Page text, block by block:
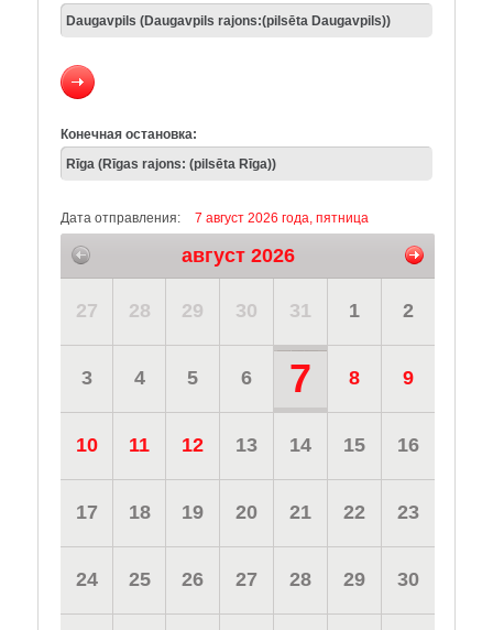
Конечная остановка:
Дата отправления: 7 август 2026 года, пятница
август 2026
27 28 29 30 31 1 2
3 4 5 6 7 8 9
10 11 12 13 14 15 16
17 18 19 20 21 22 23
24 25 26 27 28 29 30